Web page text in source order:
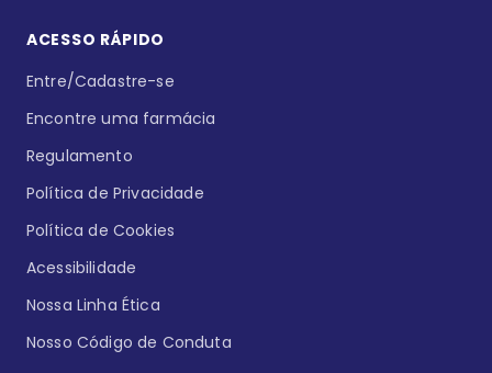
ACESSO RÁPIDO
Entre/Cadastre-se
Encontre uma farmácia
Regulamento
Política de Privacidade
Política de Cookies
Acessibilidade
Nossa Linha Ética
Nosso Código de Conduta